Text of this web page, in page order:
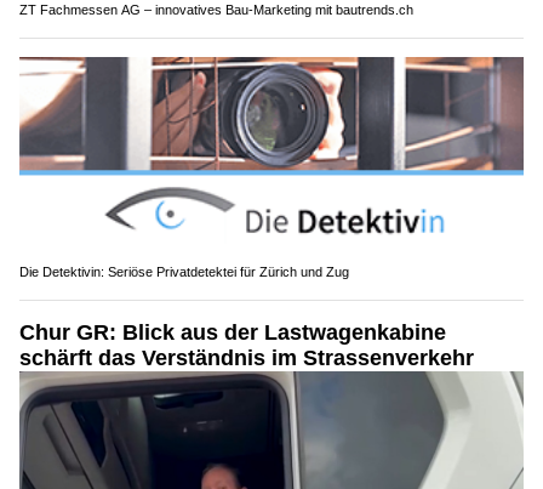
ZT Fachmessen AG – innovatives Bau-Marketing mit bautrends.ch
Die Detektivin: Seriöse Privatdetektei für Zürich und Zug
Chur GR: Blick aus der Lastwagenkabine
schärft das Verständnis im Strassenverkehr